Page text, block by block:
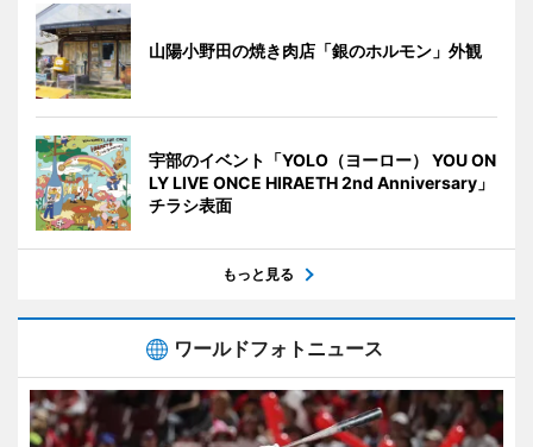
山陽小野田の焼き肉店「銀のホルモン」外観
宇部のイベント「YOLO（ヨーロー） YOU ON
LY LIVE ONCE HIRAETH 2nd Anniversary」
チラシ表面
もっと見る
ワールドフォトニュース